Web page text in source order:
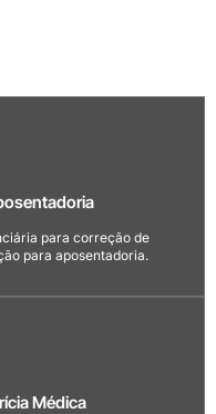
para correção de
para aposentadoria.
Médica